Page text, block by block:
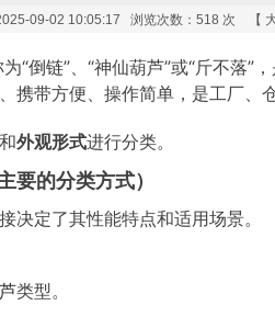
09-02 10:05:17 浏览次数： 518 次 【
“倒链”、“神仙葫芦”或“斤不落”
携带方便、操作简单，是工厂、
和外观形式进行分类。
要的分类方式）
决定了其性能特点和适用场景。
类型。